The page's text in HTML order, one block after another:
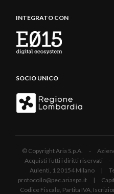
INTEGRATO CON
SOCIO UNICO
© Copyright Aria S.p.A. -
Acquisti Tutti i diritti riservati -
Aulenti, 1 20154 Milano |
protocollo@pec.ariaspa.it |
Codice Fiscale, Partita IVA,